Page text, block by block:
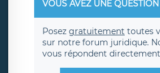
VOUS AVEZ UNE
Posez gratuitement toutes
sur notre forum juridique.
vous répondent